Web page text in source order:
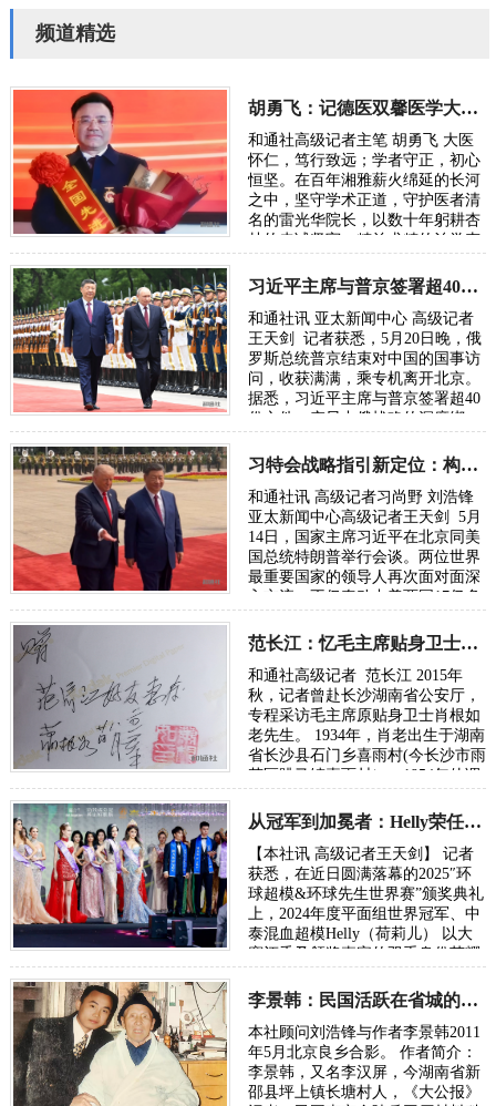
频道精选
胡勇飞：记德医双馨医学大家湘雅医院雷光华院长
和通社高级记者主笔 胡勇飞 大医
怀仁，笃行致远；学者守正，初心
恒坚。在百年湘雅薪火绵延的长河
之中，坚守学术正道，守护医者清
名的雷光华院长，以数十年躬耕杏
林的赤诚坚守、精益求精的治学态
术、师德、…
习近平主席与普京签署超40份文件：中俄战略深度绑定
和通社讯 亚太新闻中心 高级记者
王天剑 记者获悉，5月20日晚，俄
罗斯总统普京结束对中国的国事访
问，收获满满，乘专机离开北京。
据悉，习近平主席与普京签署超40
份文件，突显中俄战略的深度绑
化战略同…
习特会战略指引新定位：构建中美建设性战略稳定关系
和通社讯 高级记者习尚野 刘浩锋
亚太新闻中心高级记者王天剑 5月
14日，国家主席习近平在北京同美
国总统特朗普举行会谈。两位世界
最重要国家的领导人再次面对面深
入交流，不仅牵动中美两国17亿多
的利益…
范长江：忆毛主席贴身卫士肖根如
和通社高级记者 范长江 2015年
秋，记者曾赴长沙湖南省公安厅，
专程采访毛主席原贴身卫士肖根如
老先生。 1934年，肖老出生于湖南
省长沙县石门乡喜雨村(今长沙市雨
花区跳马镇喜雨村）。1954年他调
任通讯…
从冠军到加冕者：Helly荣任2025环球超模世界赛颁奖嘉宾
【本社讯 高级记者王天剑】 记者
获悉，在近日圆满落幕的2025″环
球超模&环球先生世界赛”颁奖典礼
上，2024年度平面组世界冠军、中
泰混血超模Helly（荷莉儿） 以大
赛评委及颁奖嘉宾的双重身份荣耀
李景韩：民国活跃在省城的宝庆府新化籍群英谱
本社顾问刘浩锋与作者李景韩2011
年5月北京良乡合影。 作者简介：
李景韩，又名李汉屏，今湖南省新
邵县坪上镇长塘村人，《大公报》